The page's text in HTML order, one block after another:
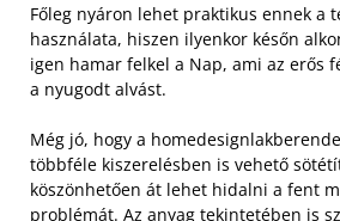
Főleg nyáron lehet praktikus ennek a
használata, hiszen ilyenkor későn
igen hamar felkel a Nap, ami az erős
a nyugodt alvást.
Még jó, hogy a
többféle kiszerelésben is vehető
köszönhetően át lehet hidalni a fent
problémát. Az anyag tekintetében is